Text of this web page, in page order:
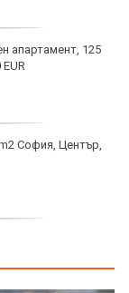
апартамент, 125
София, Център,